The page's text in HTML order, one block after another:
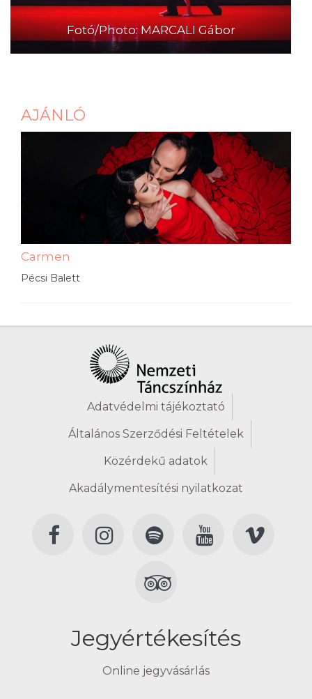
Fotó/Photo: MARCALI Gábor
AJÁNLÓ
Carmen
Pécsi Balett
Adatvédelmi tájékoztató
Általános Szerződési Feltételek
Közérdekű adatok
Akadálymentesítési nyilatkozat
Jegyértékesítés
Online jegyvásárlás